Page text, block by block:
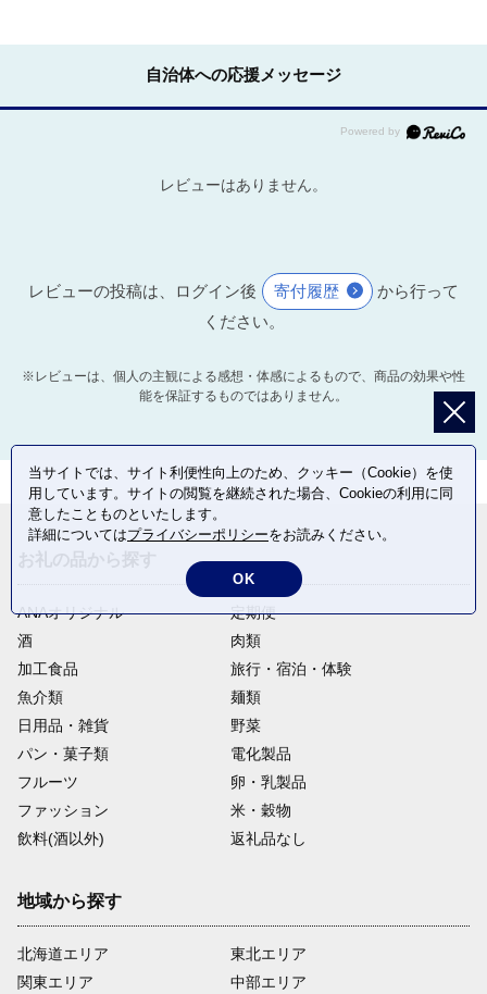
自治体への応援メッセージ
レビューはありません。
レビューの投稿は、ログイン後 寄付履歴
から行って
ください。
※レビューは、個人の主観による感想・体感によるもので、商品の効果や性
能を保証するものではありません。
ANAオリジナル
定期便
酒
肉類
加工食品
旅行・宿泊・体験
魚介類
麺類
日用品・雑貨
野菜
パン・菓子類
電化製品
フルーツ
卵・乳製品
ファッション
米・穀物
飲料(酒以外)
返礼品なし
地域から探す
北海道エリア
関東エリア
東北エリア
中部エリア
当サイトでは、サイト利便性向上のため、クッキー（Cookie）を使
用しています。サイトの閲覧を継続された場合、Cookieの利用に同
意したことものといたします。
詳細についてはプライバシーポリシーをお読みください。
OK